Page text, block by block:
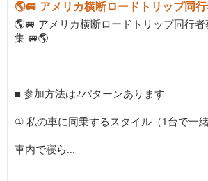
🌎🚐 アメリカ横断ロードトリップ同
🌎🚐 アメリカ横断ロードトリップ同行者
集 🚐🌎
■ 参加方法は2パターンあります
① 私の車に同乗するスタイル（1台で一緒
車内で寝ら...